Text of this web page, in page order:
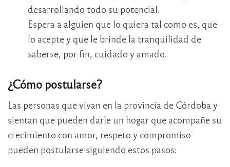
desarrollando todo su potencial.
Espera a alguien que lo quiera tal como es, que
lo acepte y que le brinde la tranquilidad de
saberse, por fin, cuidado y amado.
¿Cómo postularse?
Las personas que vivan en la provincia de Córdoba y
sientan que pueden darle un hogar que acompañe su
crecimiento con amor, respeto y compromiso
pueden postularse siguiendo estos pasos: